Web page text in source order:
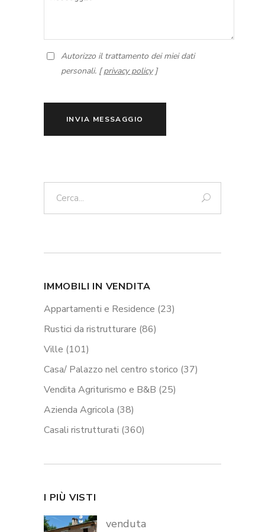
Autorizzo il trattamento dei miei dati
personali. [privacy policy]
INVIA MESSAGGIO
IMMOBILI IN VENDITA
Appartamenti e Residence (23)
Rustici da ristrutturare (86)
Ville (101)
Casa/ Palazzo nel centro storico (37)
Vendita Agriturismo e B&B (25)
Azienda Agricola (38)
Casali ristrutturati (360)
I PIÙ VISTI
venduta